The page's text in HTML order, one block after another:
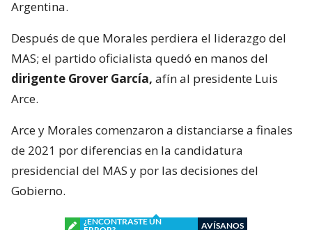
Argentina.
Después de que Morales perdiera el liderazgo del
MAS; el partido oficialista quedó en manos del
dirigente Grover García, afín al presidente Luis
Arce.
Arce y Morales comenzaron a distanciarse a finales
de 2021 por diferencias en la candidatura
presidencial del MAS y por las decisiones del
Gobierno.
¿ENCONTRASTE UN
AVÍSANOS